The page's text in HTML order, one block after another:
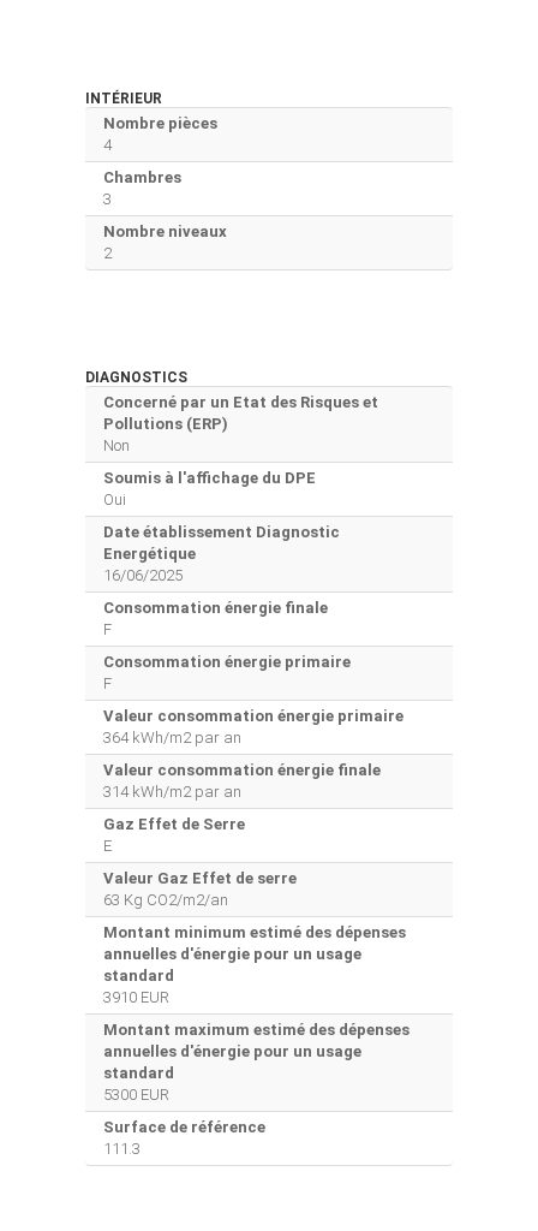
INTÉRIEUR
Nombre pièces
4
Chambres
3
Nombre niveaux
2
DIAGNOSTICS
Concerné par un Etat des Risques et
Pollutions (ERP)
Non
Soumis à l'affichage du DPE
Oui
Date établissement Diagnostic
Energétique
16/06/2025
Consommation énergie finale
F
Consommation énergie primaire
F
Valeur consommation énergie primaire
364 kWh/m2 par an
Valeur consommation énergie finale
314 kWh/m2 par an
Gaz Effet de Serre
E
Valeur Gaz Effet de serre
63 Kg CO2/m2/an
Montant minimum estimé des dépenses
annuelles d'énergie pour un usage
standard
3910 EUR
Montant maximum estimé des dépenses
annuelles d'énergie pour un usage
standard
5300 EUR
Surface de référence
111.3